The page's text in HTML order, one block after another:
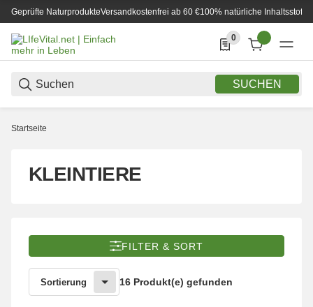
Geprüfte NaturprodukteVersandkostenfrei ab 60 €100% natürliche Inhaltsstoffe
SUCHEN
0
0 Produkte in der
Startseite
KLEINTIERE
FILTER & SORT
Sortierung 16 Produkt(e) gefunden